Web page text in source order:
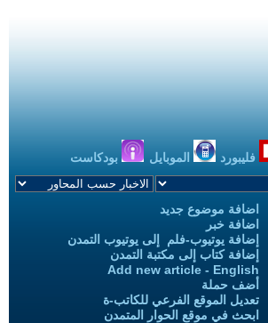
فليبورد الموبايل بودكاست
اضافة موضوع جديد
اضافة خبر
إضافة يوتيوب-فلم إلى يوتيوب التمدن
إضافة كتاب إلى مكتبة التمدن
Add new article - English
أضف حملة
تعديل الموقع الفرعي للكاتب-ة
ابحث في موقع الحوار المتمدن